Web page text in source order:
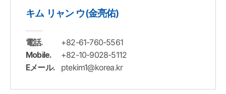
キム リャン ウ(金亮佑)
電話. +82-61-760-5561
Mobile. +82-10-9028-5112
Eメール. ptekim1@korea.kr